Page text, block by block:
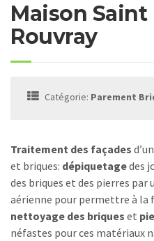
Maison
Rouvray
Catégorie: Parement
Traitement des façades
et briques: dépiquetagedes
des briques et des pierres
aérienne pour permettre à la
nettoyage des briques et
néfastes pour ces matériaux